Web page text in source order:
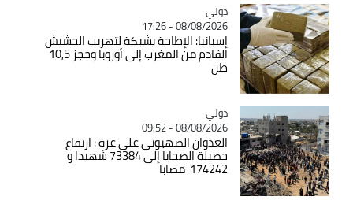
Catégorie
دولي
08/08/2026 - 17:26
إسبانيا: الإطاحة بشبكة لتهريب الحشيش
القادم من المغرب إلى أوروبا وحجز 10,5
طن
Catégorie
دولي
08/08/2026 - 09:52
العدوان الصهيوني على غزة : ارتفاع
حصيلة الضحايا إلى 73384 شهيدا و
174242 مصابا